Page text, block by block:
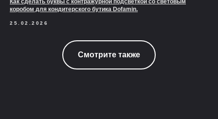
Как сделать буквы с контражурной подсветкой со световым
коробом для кондитерского бутика Dofamin.
25.02.2026
Смотрите также